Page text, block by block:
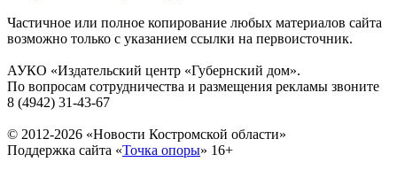
Частичное или полное копирование любых материалов сайта
возможно только с указанием ссылки на первоисточник.
АУКО «Издательский центр «Губернский дом».
По вопросам сотрудничества и размещения рекламы звоните
8 (4942) 31-43-67
© 2012-2026 «Новости Костромской области»
Поддержка сайта «Точка опоры» 16+